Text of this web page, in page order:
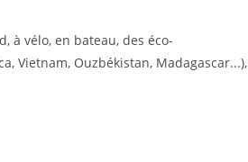
à vélo, en bateau, des éco-
Vietnam, Ouzbékistan, Madagascar...),